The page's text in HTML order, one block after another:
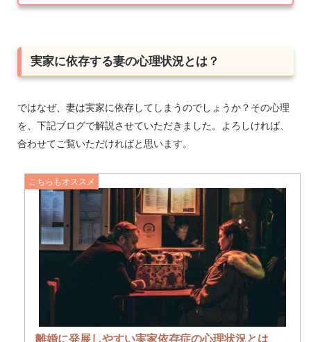
実家に依存する妻の心理状況とは？
ではなぜ、妻は実家に依存してしまうのでしょうか？その心理
を、下記ブログで解説させていただきました。よろしければ、
合わせてご覧いただければと思います。
離婚に発展しやすい実家依存症の心理状況とは